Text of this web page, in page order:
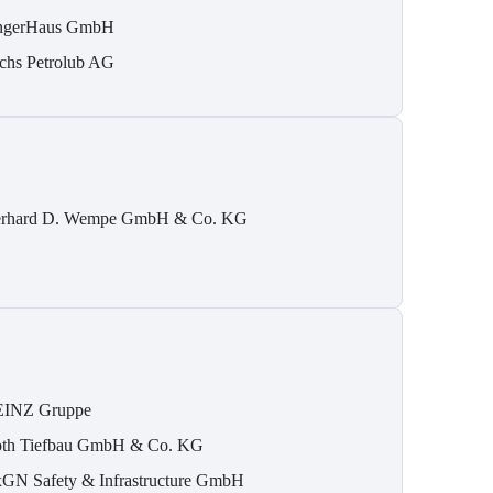
GmbH
Petrolub AG
D. Wempe GmbH & Co. KG
Gruppe
Tiefbau GmbH & Co. KG
Safety & Infrastructure GmbH